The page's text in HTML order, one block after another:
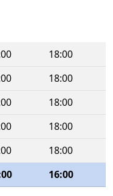
18:00
18:00
18:00
18:00
18:00
16:00